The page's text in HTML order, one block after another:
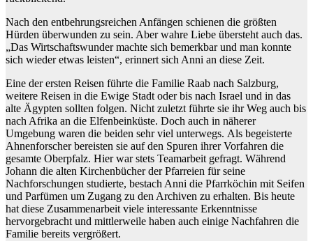
Nach den entbehrungsreichen Anfängen schienen die größten
Hürden überwunden zu sein. Aber wahre Liebe übersteht auch das.
„Das Wirtschaftswunder machte sich bemerkbar und man konnte
sich wieder etwas leisten“, erinnert sich Anni an diese Zeit.
Eine der ersten Reisen führte die Familie Raab nach Salzburg,
weitere Reisen in die Ewige Stadt oder bis nach Israel und in das
alte Ägypten sollten folgen. Nicht zuletzt führte sie ihr Weg auch bis
nach Afrika an die Elfenbeinküste. Doch auch in näherer
Umgebung waren die beiden sehr viel unterwegs. Als begeisterte
Ahnenforscher bereisten sie auf den Spuren ihrer Vorfahren die
gesamte Oberpfalz. Hier war stets Teamarbeit gefragt. Während
Johann die alten Kirchenbücher der Pfarreien für seine
Nachforschungen studierte, bestach Anni die Pfarrköchin mit Seifen
und Parfümen um Zugang zu den Archiven zu erhalten. Bis heute
hat diese Zusammenarbeit viele interessante Erkenntnisse
hervorgebracht und mittlerweile haben auch einige Nachfahren die
Familie bereits vergrößert.